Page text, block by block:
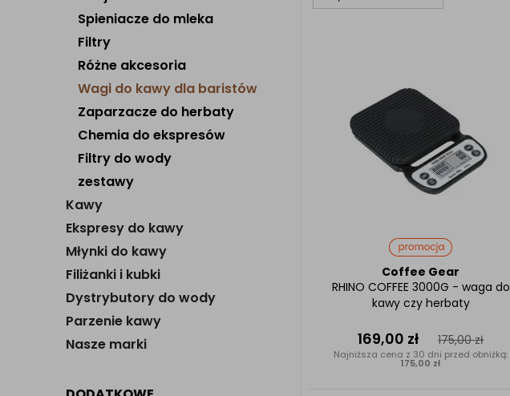
Spieniacze do mleka
Filtry
Różne akcesoria
Wagi do kawy dla baristów
Zaparzacze do herbaty
Chemia do ekspresów
Filtry do wody
zestawy
Kawy
Ekspresy do kawy
Młynki do kawy
Filiżanki i kubki
Dystrybutory do wody
Parzenie kawy
Nasze marki
Coffee Gear
RHINO COFFEE 3000G - waga do
kawy czy herbaty
169,00 zł 175,00zł
Najniższa cena z 30 dni przed obniżką:
175,00 zł